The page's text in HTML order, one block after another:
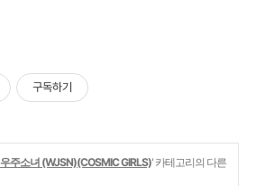
구독하기
우주소녀 (WJSN)(COSMIC GIRLS)' 카테고리의 다른